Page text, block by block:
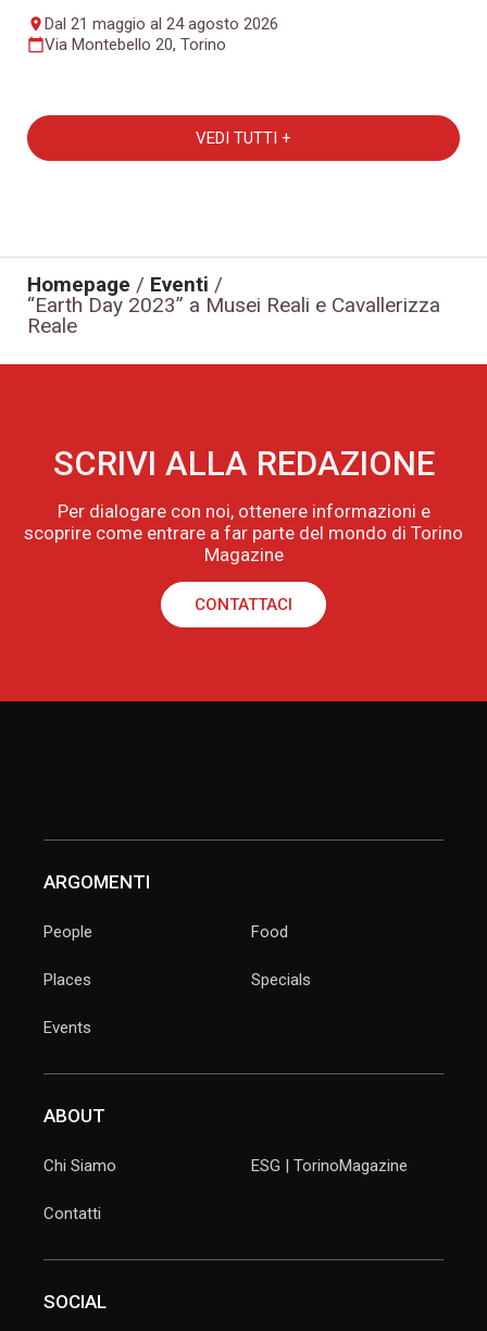
placeDal 21 maggio al 24 agosto 2026
calendar_todayVia Montebello 20, Torino
VEDI TUTTI +
Homepage / Eventi /
“Earth Day 2023” a Musei Reali e Cavallerizza
Reale
SCRIVI ALLA REDAZIONE
Per dialogare con noi, ottenere informazioni e
scoprire come entrare a far parte del mondo di Torino
Magazine
CONTATTACI
ARGOMENTI
People
Places
Events
Food
Specials
ABOUT
Chi Siamo
Contatti
ESG | TorinoMagazine
SOCIAL